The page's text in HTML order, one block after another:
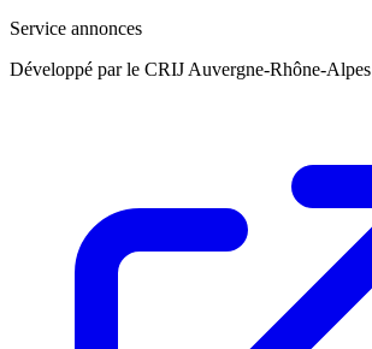
Service annonces
Développé par le CRIJ Auvergne-Rhône-Alpes